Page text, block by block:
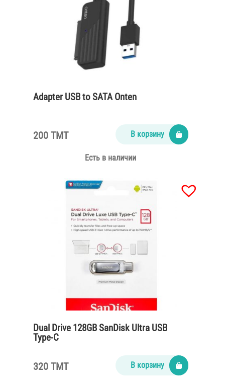
Adapter USB to SATA Onten
200 TMT В корзину
Есть в наличии
Dual Drive 128GB SanDisk Ultra USB
Type-C
320 TMT В корзину